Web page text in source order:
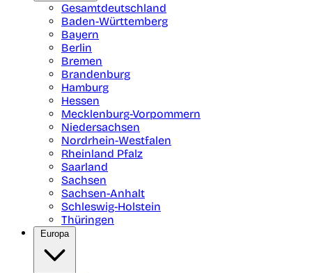
Gesamtdeutschland
Baden-Württemberg
Bayern
Berlin
Bremen
Brandenburg
Hamburg
Hessen
Mecklenburg-Vorpommern
Niedersachsen
Nordrhein-Westfalen
Rheinland Pfalz
Saarland
Sachsen
Sachsen-Anhalt
Schleswig-Holstein
Thüringen
Europa